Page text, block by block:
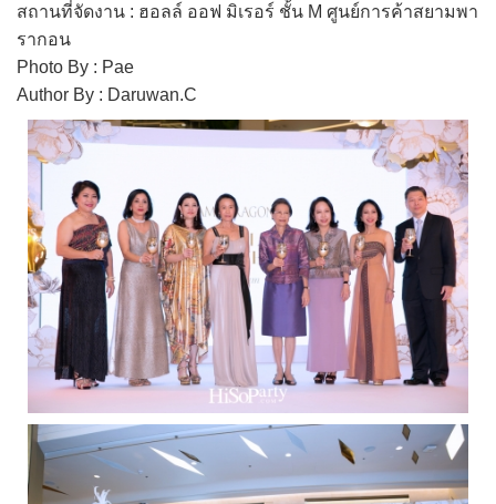
สถานที่จัดงาน : ฮอลล์ ออฟ มิเรอร์ ชั้น M ศูนย์การค้าสยามพา
รากอน
Photo By : Pae
Author By : Daruwan.C